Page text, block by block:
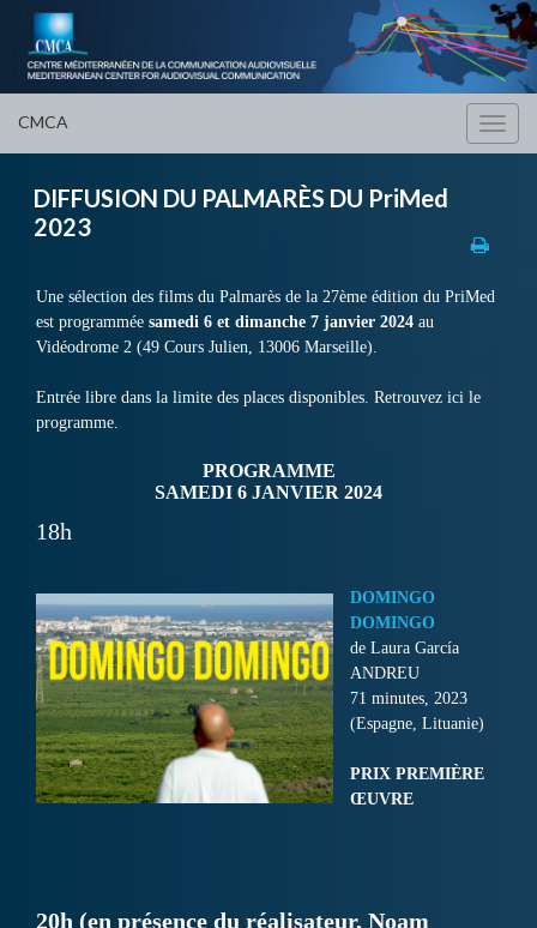
CMCA
DIFFUSION DU PALMARÈS DU PriMed
2023
Une sélection des films du Palmarès de la 27ème édition du PriMed
est programmée samedi 6 et dimanche 7 janvier 2024 au
Vidéodrome 2 (49 Cours Julien, 13006 Marseille).
Entrée libre dans la limite des places disponibles. Retrouvez ici le
programme.
PROGRAMME
SAMEDI 6 JANVIER 2024
18h
DOMINGO
DOMINGO
de Laura García
ANDREU
71 minutes, 2023
(Espagne, Lituanie)
PRIX PREMIÈRE
ŒUVRE
20h (en présence du réalisateur, Noam